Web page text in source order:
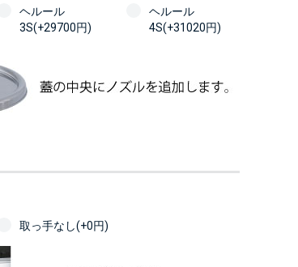
ヘルール
3S(+29700円)
ヘルール
4S(+31020円)
取っ手なし(+0円)